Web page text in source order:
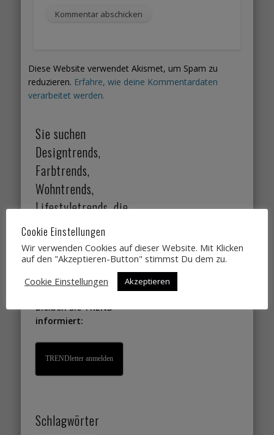
Diese Website verwendet Akismet, um Spam zu
reduzieren. Erfahre, wie deine Kommentardaten
verarbeitet werden.
Sie suchen
Designtrends,
Farbtrends,
Wohntrends,
Lifestyletrends, die
Sie gut verkaufen?
Dann einfach
Bleiben Sie TREND
informiert:
TRENDletter anmelden
Schlagwörter
Cookie Einstellungen
Wir verwenden Cookies auf dieser Website. Mit Klicken
auf den "Akzeptieren-Button" stimmst Du dem zu.
Cookie Einstellungen
Akzeptieren